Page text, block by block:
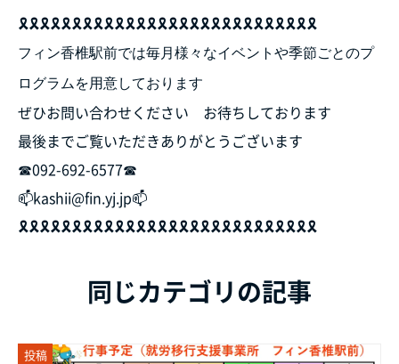
🎗️🎗️🎗️🎗️🎗️🎗️🎗️🎗️🎗️🎗️🎗️🎗️🎗️🎗️🎗️🎗️🎗️🎗️🎗️🎗️🎗️🎗️🎗️🎗️🎗️🎗️🎗️🎗️
フィン香椎駅前では毎月様々なイベントや季節ごとのプ
ログラムを用意しております
ぜひお問い合わせください お待ちしております
最後までご覧いただきありがとうございます
☎092-692-6577☎
📫kashii@fin.yj.jp📫
🎗️🎗️🎗️🎗️🎗️🎗️🎗️🎗️🎗️🎗️🎗️🎗️🎗️🎗️🎗️🎗️🎗️🎗️🎗️🎗️🎗️🎗️🎗️🎗️🎗️🎗️🎗️🎗️
同じカテゴリの記事
投稿